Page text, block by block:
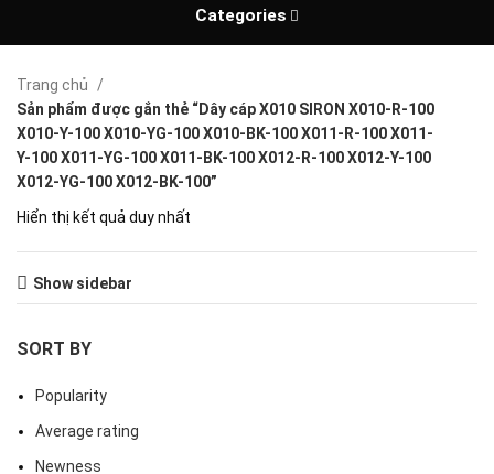
Categories
Trang chủ
Sản phẩm được gắn thẻ “Dây cáp X010 SIRON X010-R-100
X010-Y-100 X010-YG-100 X010-BK-100 X011-R-100 X011-
Y-100 X011-YG-100 X011-BK-100 X012-R-100 X012-Y-100
X012-YG-100 X012-BK-100”
Hiển thị kết quả duy nhất
Show sidebar
SORT BY
Popularity
Average rating
Newness